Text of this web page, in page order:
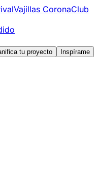
Vajillas CoronaClub
tu proyecto
Inspírame